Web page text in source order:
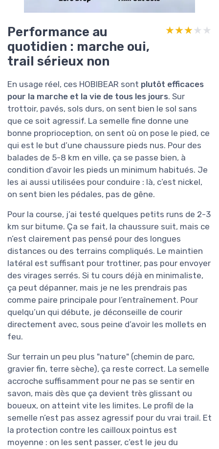
Performance au
quotidien : marche oui,
trail sérieux non
★★★★★
★★★★★
En usage réel, ces HOBIBEAR sont plutôt efficaces
pour la marche et la vie de tous les jours. Sur
trottoir, pavés, sols durs, on sent bien le sol sans
que ce soit agressif. La semelle fine donne une
bonne proprioception, on sent où on pose le pied, ce
qui est le but d’une chaussure pieds nus. Pour des
balades de 5-8 km en ville, ça se passe bien, à
condition d’avoir les pieds un minimum habitués. Je
les ai aussi utilisées pour conduire : là, c’est nickel,
on sent bien les pédales, pas de gêne.
Pour la course, j’ai testé quelques petits runs de 2-3
km sur bitume. Ça se fait, la chaussure suit, mais ce
n’est clairement pas pensé pour des longues
distances ou des terrains compliqués. Le maintien
latéral est suffisant pour trottiner, pas pour envoyer
des virages serrés. Si tu cours déjà en minimaliste,
ça peut dépanner, mais je ne les prendrais pas
comme paire principale pour l’entraînement. Pour
quelqu’un qui débute, je déconseille de courir
directement avec, sous peine d’avoir les mollets en
feu.
Sur terrain un peu plus "nature" (chemin de parc,
gravier fin, terre sèche), ça reste correct. La semelle
accroche suffisamment pour ne pas se sentir en
savon, mais dès que ça devient très glissant ou
boueux, on atteint vite les limites. Le profil de la
semelle n’est pas assez agressif pour du vrai trail. Et
la protection contre les cailloux pointus est
moyenne : on les sent passer, c’est le jeu du